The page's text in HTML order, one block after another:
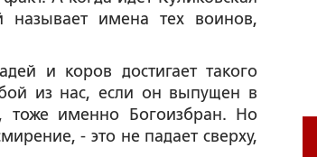
имена тех воинов,
и коров достигает такого
из нас, если он выпущен в
тоже именно Богоизбран. Но
- это не падает сверху,